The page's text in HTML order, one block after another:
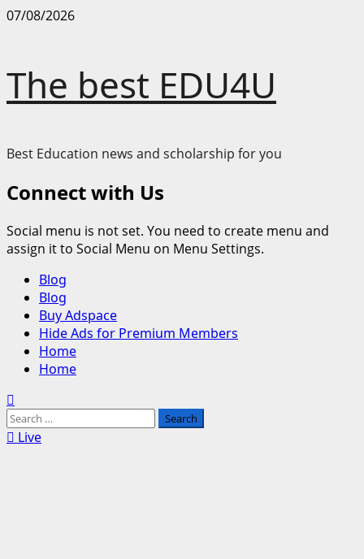
Skip
07/08/2026
The best EDU4U
Best Education news and scholarship for you
Connect with Us
Social menu is not set. You need to create menu and
assign it to Social Menu on Menu Settings.
Primary
Menu
Blog
Blog
Buy Adspace
Hide Ads for Premium Members
Home
Home
Search
for:Live